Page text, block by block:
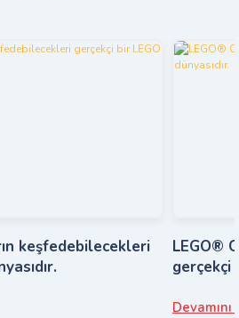
keşfedebilecekleri
LEGO®
gerçekçi
Devamını